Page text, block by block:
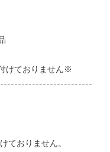
けておりません※
ておりません。